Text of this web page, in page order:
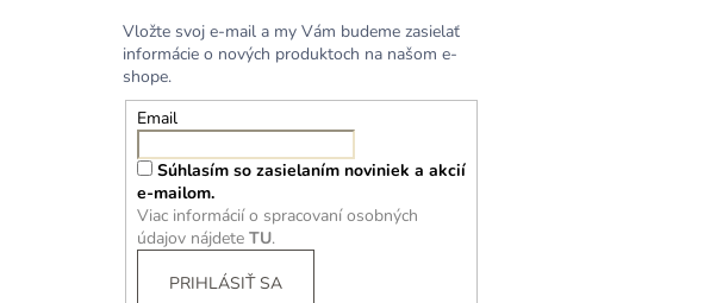
Vložte svoj e-mail a my Vám budeme zasielať
informácie o nových produktoch na našom e-
shope.
Email
Súhlasím so zasielaním noviniek a akcií
e-mailom.
Viac informácií o spracovaní osobných
údajov nájdete TU.
PRIHLÁSIŤ SA